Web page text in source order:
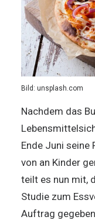
Bild: unsplash.com
Nachdem das
Ende Juni seine
von an Kinder
teilt es nun mit,
Studie zum
Auftrag